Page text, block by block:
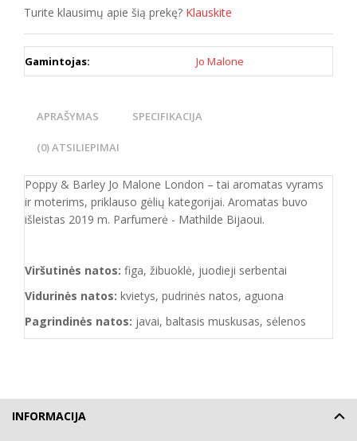
Turite klausimų apie šią prekę? Klauskite
Gamintojas: Jo Malone
APRAŠYMAS SPECIFIKACIJA
(0) ATSILIEPIMAI
Poppy & Barley Jo Malone London – tai aromatas vyrams
ir moterims, priklauso gėlių kategorijai. Aromatas buvo
išleistas 2019 m. Parfumerė - Mathilde Bijaoui.
Viršutinės natos: figa, žibuoklė, juodieji serbentai
Vidurinės natos: kvietys, pudrinės natos, aguona
Pagrindinės natos: javai, baltasis muskusas, sėlenos
INFORMACIJA